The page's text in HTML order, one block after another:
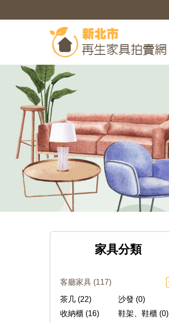
家具分類
客廳家具 (117)
茶几 (22)
沙發 (0)
收納櫃 (16)
鞋架、鞋櫃 (0)